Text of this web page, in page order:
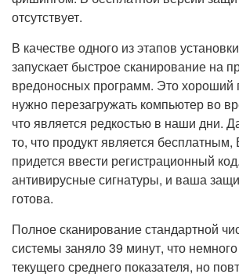
отсутствует.
В качестве одного из этапов
запускает быстрое сканирование на
вредоносных программ. Это хороший
нужно перезагружать компьютер во
что является редкостью в наши дни.
то, что продукт является
придется ввести регистрационный
антивирусные сигнатуры, и ваша
готова.
Полное сканирование стандартной
системы заняло 39 минут, что
текущего среднего показателя, но